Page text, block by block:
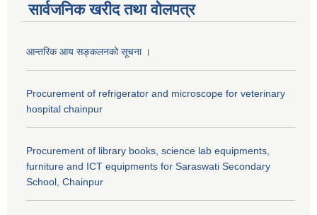
सार्वजनिक खरीद तथा वाेलपत्र
आन्तरिक आय सङ्कलनको सूचना ।
Procurement of refrigerator and microscope for veterinary
hospital chainpur
Procurement of library books, science lab equipments,
furniture and ICT equipments for Saraswati Secondary
School, Chainpur